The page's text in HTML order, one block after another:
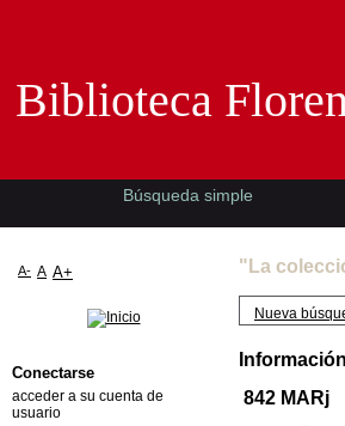
"La
Nueva
842 MARj
Biblioteca
Búsqueda simple
A- A A+
Conectarse
acceder a su cuenta de
usuario